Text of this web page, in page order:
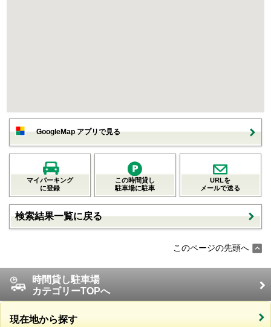
GoogleMap アプリで見る
マイパーキング
に登録
この時間貸し
駐車場に駐車
URLを
メールで送る
検索結果一覧に戻る
このページの先頭へ
時間貸し駐車場
カテゴリーTOPへ
現在地から探す